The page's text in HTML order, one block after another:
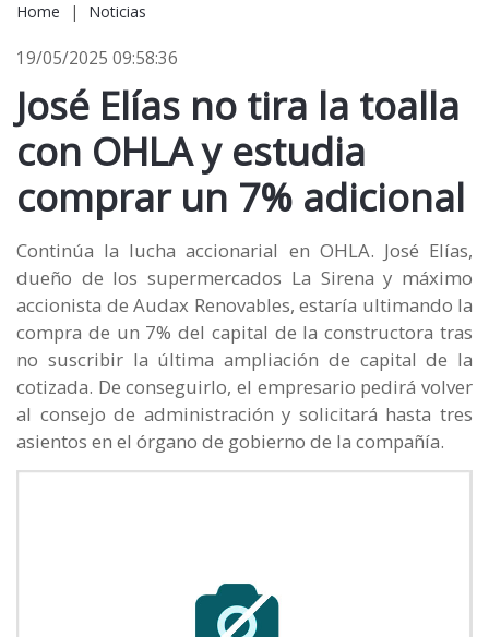
Home | Noticias
19/05/2025 09:58:36
José Elías no tira la toalla
con OHLA y estudia
comprar un 7% adicional
Continúa la lucha accionarial en OHLA. José Elías,
dueño de los supermercados La Sirena y máximo
accionista de Audax Renovables, estaría ultimando la
compra de un 7% del capital de la constructora tras
no suscribir la última ampliación de capital de la
cotizada. De conseguirlo, el empresario pedirá volver
al consejo de administración y solicitará hasta tres
asientos en el órgano de gobierno de la compañía.